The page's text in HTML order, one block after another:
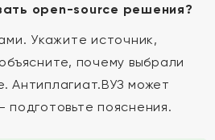
open-source решения?
Укажите источник,
почему выбрали
Антиплагиат.ВУЗ может
подготовьте пояснения.